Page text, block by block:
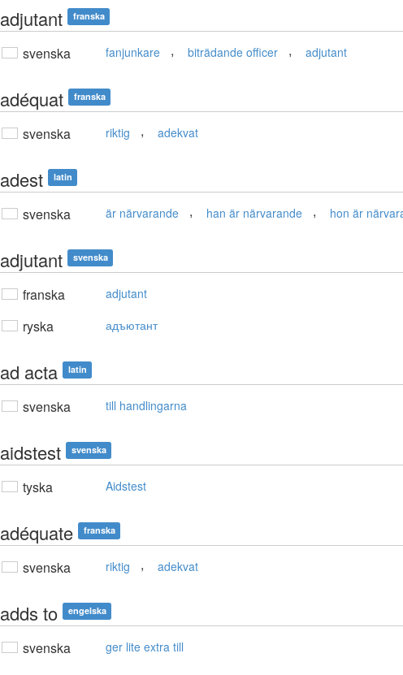
adjutant franska
svenska fanjunkare , biträdande officer , adjutant
adéquat franska
svenska riktig , adekvat
adest latin
svenska är närvarande , han är närvarande , hon är
adjutant svenska
franska adjutant
ryska адъютант
ad acta latin
svenska till handlingarna
aidstest svenska
tyska Aidstest
adéquate franska
svenska riktig , adekvat
adds to engelska
svenska ger lite extra till